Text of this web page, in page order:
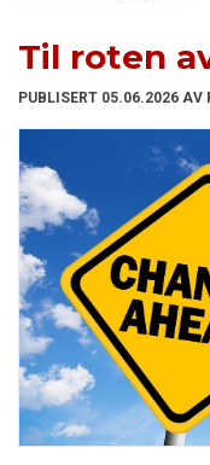
Til roten
PUBLISERT 05.06.2026 AV